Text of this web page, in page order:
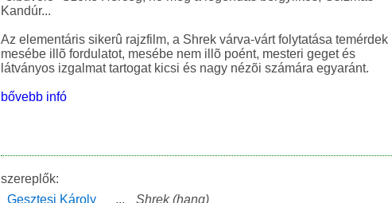
Kandúr...
Az elementáris sikerû rajzfilm, a Shrek várva-várt folytatása temérdek
mesébe illõ fordulatot, mesébe nem illõ poént, mesteri geget és
bővebb infó
szereplők:
Gesztesi Károly
...
Shrek (hang)